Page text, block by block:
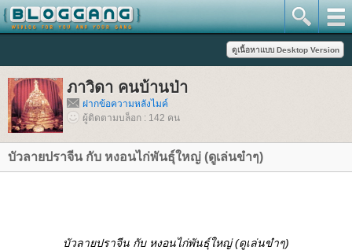
ภาวิดา คนบ้านป่า
ฝากข้อความหลังไมค์
ผู้ติดตามบล็อก : 142 คน
บัวลายปราจีน กับ หงอนไก่พันธุ์ใหญ่ (ดูเล่นขำๆ)
บัวลายปราจีน กับ หงอนไก่พันธุ์ใหญ่ (ดูเล่นขำๆ)